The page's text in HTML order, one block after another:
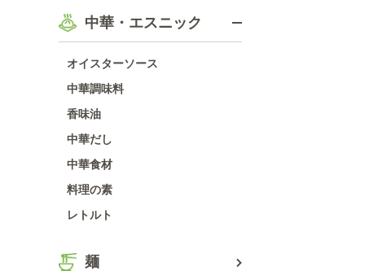
中華・エスニック
オイスターソース
中華調味料
香味油
中華だし
中華食材
料理の素
レトルト
麺